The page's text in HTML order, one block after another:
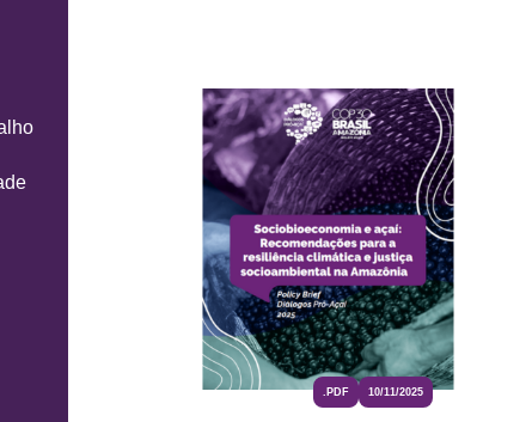
.PDF 10/11/2025